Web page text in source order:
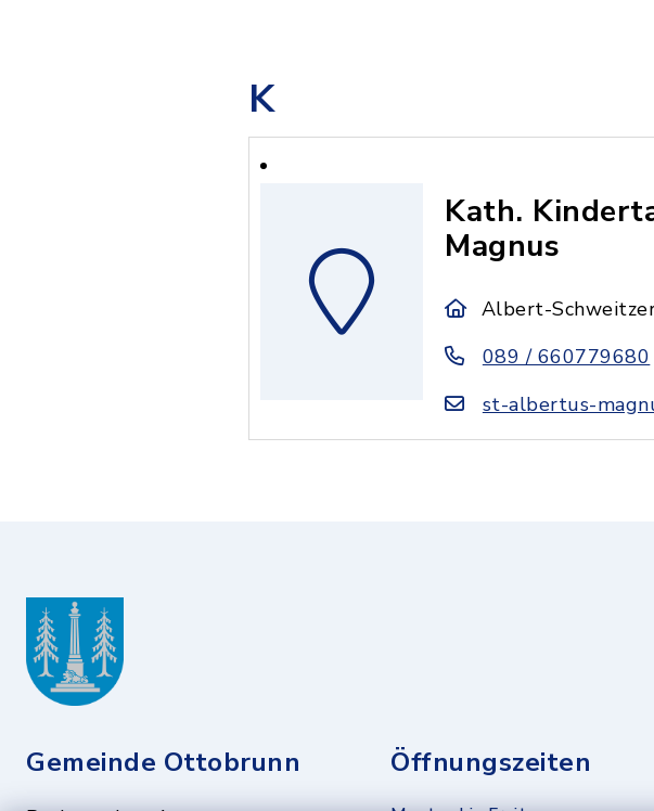
K
Kath.
Magnus
Albert-
089 / 660779680
st-albertus-
Gemeinde Ottobrunn Öffnungszeiten